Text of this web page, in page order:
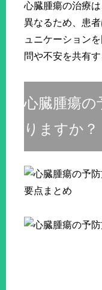
心臓腫瘍の治療
異なるため、患
ュニケーション
問や不安を共有
心臓腫瘍の
りますか？